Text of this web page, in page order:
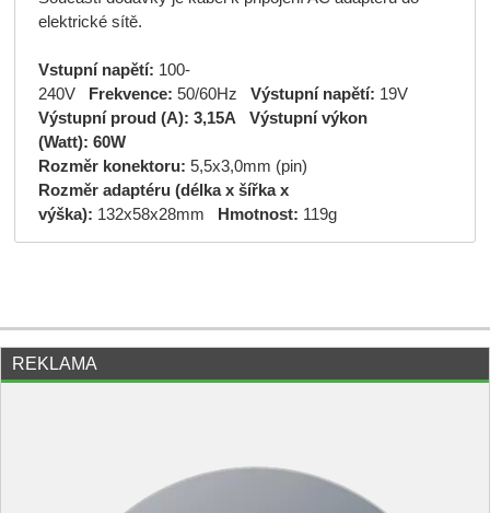
elektrické sítě.
Vstupní napětí: 100-
240V Frekvence: 50/60Hz Výstupní napětí: 19V
Výstupní proud (A): 3,15A
Výstupní výkon
(Watt): 60W
Rozměr konektoru: 5,5x3,0mm (pin)
Rozměr adaptéru (délka x šířka x
výška): 132x58x28mm Hmotnost: 119g
REKLAMA